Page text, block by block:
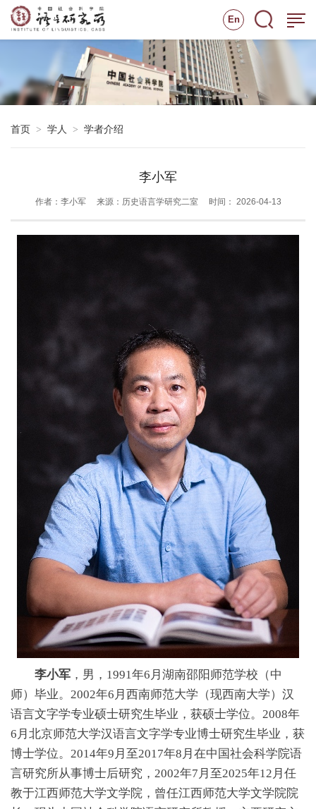
En
首页 > 学人 > 学者介绍
李小军
作者：李小军 来源：历史语言学研究二室 时间： 2026-04-13
李小军 ，男，1991年6月湖南邵阳师范学校（中
师）毕业。2002年6月西南师范大学（现西南大学）汉
语言文字学专业硕士研究生毕业，获硕士学位。2008年
6月北京师范大学汉语言文字学专业博士研究生毕业，获
博士学位。2014年9月至2017年8月在中国社会科学院语
言研究所从事博士后研究，2002年7月至2025年12月任
教于江西师范大学文学院，曾任江西师范大学文学院院